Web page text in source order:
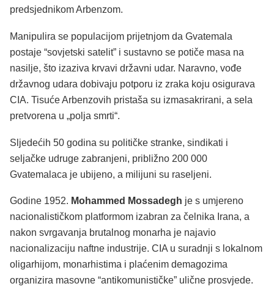
predsjednikom Arbenzom.
Manipulira se populacijom prijetnjom da Gvatemala
postaje “sovjetski satelit” i sustavno se potiče masa na
nasilje, što izaziva krvavi državni udar. Naravno, vođe
državnog udara dobivaju potporu iz zraka koju osigurava
CIA. Tisuće Arbenzovih pristaša su izmasakrirani, a sela
pretvorena u „polja smrti“.
Sljedećih 50 godina su političke stranke, sindikati i
seljačke udruge zabranjeni, približno 200 000
Gvatemalaca je ubijeno, a milijuni su raseljeni.
Godine 1952. Mohammed Mossadegh je s umjereno
nacionalističkom platformom izabran za čelnika Irana, a
nakon svrgavanja brutalnog monarha je najavio
nacionalizaciju naftne industrije. CIA u suradnji s lokalnom
oligarhijom, monarhistima i plaćenim demagozima
organizira masovne “antikomunističke” ulične prosvjede.